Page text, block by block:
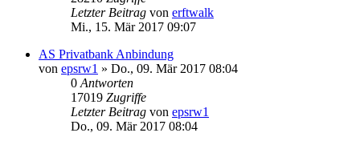
Letzter Beitrag von erftwalk
Mi., 15. Mär 2017 09:07
AS Privatbank Anbindung
von epsrw1 » Do., 09. Mär 2017 08:04
0 Antworten
17019 Zugriffe
Letzter Beitrag von epsrw1
Do., 09. Mär 2017 08:04